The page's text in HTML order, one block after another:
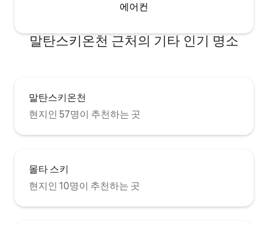
에어컨
말탄스키온천 근처의 기타 인기 명소
말탄스키온천
현지인 57명이 추천하는 곳
몰타 스키
현지인 10명이 추천하는 곳